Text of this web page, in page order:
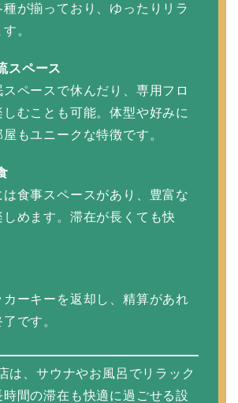
種が揃っており、ゆったりリラ
。
スペース
ペースで休んだり、専用フロ
むことも可能。体型や好みに
もユニークな特徴です。
は食事スペースがあり、豊富な
しめます。滞在が長くても快
ーキーを返却し、精算があれ
です。
は、サウナやお風呂でリラック
時間の滞在も快適に過ごせる設